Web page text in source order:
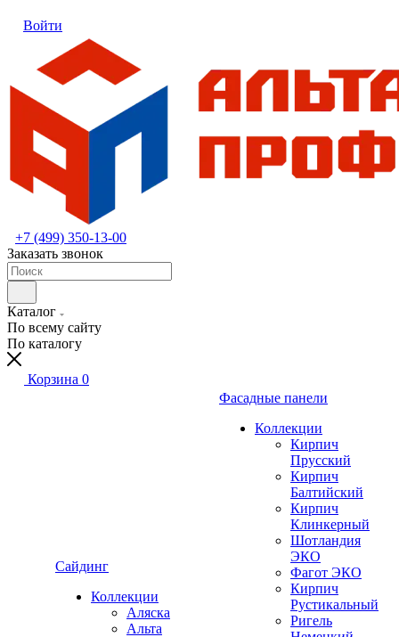
Войти
+7 (499) 350-13-00
Заказать звонок
Каталог
По всему сайту
По каталогу
Корзина 0
Сайдинг
Коллекции
Аляска
Альта
Фасадные панели
Коллекции
Кирпич
Прусский
Кирпич
Балтийский
Кирпич
Клинкерный
Шотландия
ЭКО
Фагот ЭКО
Кирпич
Рустикальный
Ригель